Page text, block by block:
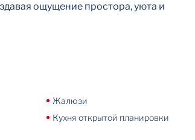
ощущение простора, уюта и
Жалюзи
Кухня открытой планировки